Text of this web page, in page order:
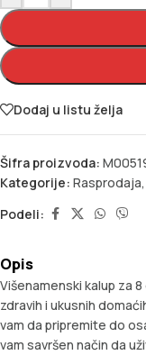
Dodaj u listu želja
Šifra proizvoda:
Kategorije: Rasprodaja,
Podeli:
Opis
Višenamenski kalup za
zdravih i ukusnih
vam da pripremite do
vam savršen način da